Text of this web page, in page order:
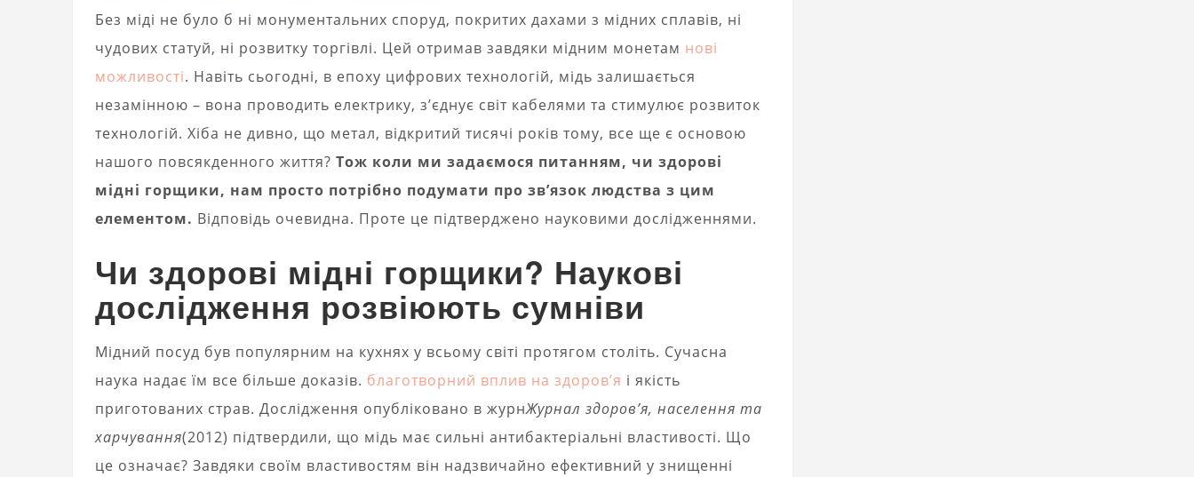
Без міді не було б ні монументальних споруд, покритих дахами з мідних сплавів, ні
чудових статуй, ні розвитку торгівлі. Цей отримав завдяки мідним монетам нові
можливості. Навіть сьогодні, в епоху цифрових технологій, мідь залишається
незамінною – вона проводить електрику, з’єднує світ кабелями та стимулює розвиток
технологій. Хіба не дивно, що метал, відкритий тисячі років тому, все ще є основою
нашого повсякденного життя? Тож коли ми задаємося питанням, чи здорові
мідні горщики, нам просто потрібно подумати про зв’язок людства з цим
елементом. Відповідь очевидна. Проте це підтверджено науковими дослідженнями.
Чи здорові мідні горщики? Наукові
дослідження розвіюють сумніви
Мідний посуд був популярним на кухнях у всьому світі протягом століть. Сучасна
наука надає їм все більше доказів. благотворний вплив на здоров’я і якість
приготованих страв. Дослідження опубліковано в журнЖурнал здоров’я, населення та
харчування(2012) підтвердили, що мідь має сильні антибактеріальні властивості. Що
це означає? Завдяки своїм властивостям він надзвичайно ефективний у знищенні